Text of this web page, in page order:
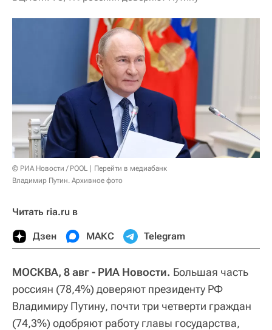
© РИА Новости / POOL
Перейти в медиабанк
Владимир Путин. Архивное фото
Читать ria.ru в
Дзен МАКС Telegram
МОСКВА, 8 авг - РИА Новости. Большая часть
россиян (78,4%) доверяют президенту РФ
Владимиру Путину, почти три четверти граждан
(74,3%) одобряют работу главы государства,